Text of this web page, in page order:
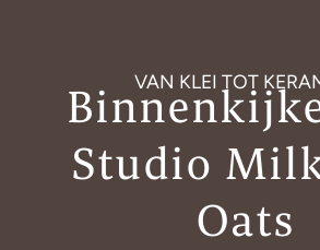
VAN KLEI TOT
Studio
Oats